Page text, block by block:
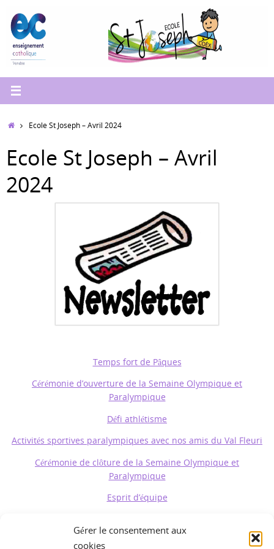
Gérer le consentement aux
cookies
contenu
AccueilEcole St Joseph – Avril 2024
Ecole St Joseph – Avril
2024
Temps fort de Pâques
Cérémonie d’ouverture de la Semaine Olympique et
Paralympique
Défi athlétisme
Activités sportives paralympiques avec nos amis du Val Fleuri
Cérémonie de clôture de la Semaine Olympique et
Paralympique
Esprit d’équipe